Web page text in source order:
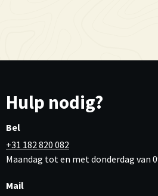
Hulp nodig?
Bel
+31 182 820 082
Maandag tot en met donderdag van
Mail